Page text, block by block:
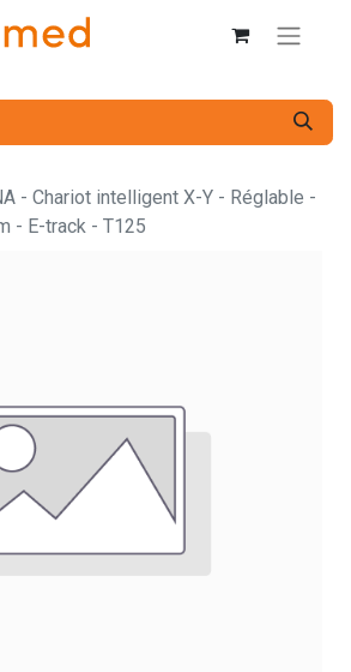
- Chariot intelligent X-Y - Réglable -
- E-track - T125